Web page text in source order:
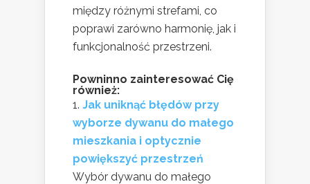
między różnymi strefami, co
poprawi zarówno harmonię, jak i
funkcjonalność przestrzeni.
Powninno zainteresować Cię
również:
Jak uniknąć błędów przy
wyborze dywanu do małego
mieszkania i optycznie
powiększyć przestrzeń
Wybór dywanu do małego